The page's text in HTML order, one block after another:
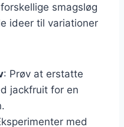
smagsløg
ideer til variationer
: Prøv at erstatte
jackfruit for en
med